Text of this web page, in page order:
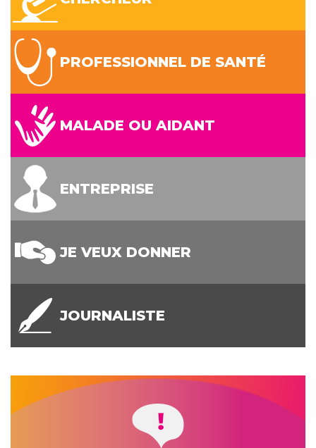
PROFESSIONNEL DE SANTÉ
MALADE OU AIDANT
ENTREPRISE
JE VEUX DONNER
JOURNALISTE